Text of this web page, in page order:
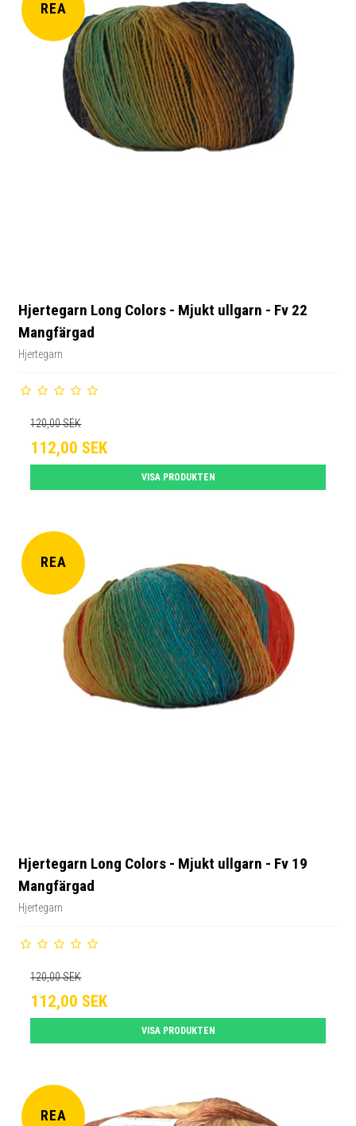
REA
Hjertegarn Long Colors - Mjukt ullgarn - Fv 22
Mangfärgad
Hjertegarn
120,00 SEK
112,00 SEK
VISA PRODUKTEN
REA
Hjertegarn Long Colors - Mjukt ullgarn - Fv 19
Mangfärgad
Hjertegarn
120,00 SEK
112,00 SEK
VISA PRODUKTEN
REA